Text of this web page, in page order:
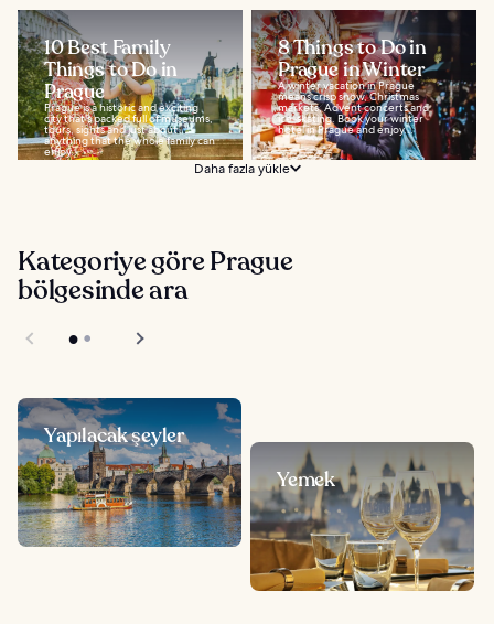
10 Best Family
Things to Do in
Prague
Prague is a historic and exciting
city that's packed full of museums,
tours, sights and just about
anything that the whole family can
enjoy...
8 Things to Do in
Prague in Winter
A winter vacation in Prague
means crisp snow, Christmas
markets, Advent concerts and
ice-skating. Book your winter
hotel in Prague and enjoy...
Daha fazla yükle
Kategoriye göre Prague
bölgesinde ara
Yapılacak şeyler
Yemek